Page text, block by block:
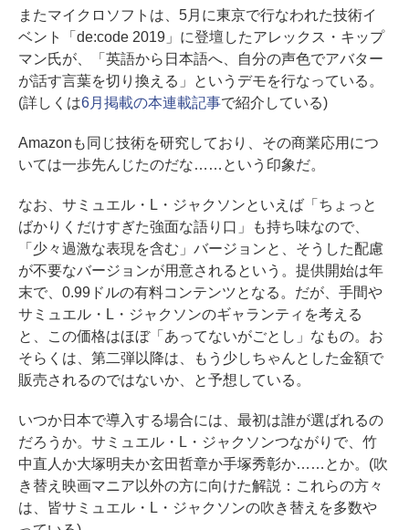
またマイクロソフトは、5月に東京で行なわれた技術イ
ベント「de:code 2019」に登壇したアレックス・キップ
マン氏が、「英語から日本語へ、自分の声色でアバター
が話す言葉を切り換える」というデモを行なっている。
(詳しくは6月掲載の本連載記事で紹介している)
Amazonも同じ技術を研究しており、その商業応用につ
いては一歩先んじたのだな……という印象だ。
なお、サミュエル・L・ジャクソンといえば「ちょっと
ばかりくだけすぎた強面な語り口」も持ち味なので、
「少々過激な表現を含む」バージョンと、そうした配慮
が不要なバージョンが用意されるという。提供開始は年
末で、0.99ドルの有料コンテンツとなる。だが、手間や
サミュエル・L・ジャクソンのギャランティを考える
と、この価格はほぼ「あってないがごとし」なもの。お
そらくは、第二弾以降は、もう少しちゃんとした金額で
販売されるのではないか、と予想している。
いつか日本で導入する場合には、最初は誰が選ばれるの
だろうか。サミュエル・L・ジャクソンつながりで、竹
中直人か大塚明夫か玄田哲章か手塚秀彰か……とか。(吹
き替え映画マニア以外の方に向けた解説：これらの方々
は、皆サミュエル・L・ジャクソンの吹き替えを多数や